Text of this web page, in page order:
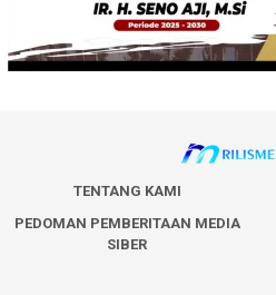
TENTANG KAMI
PEDOMAN PEMBERITAAN MEDIA
SIBER